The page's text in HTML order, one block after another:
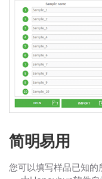
简明易用
您可以填写样品已知